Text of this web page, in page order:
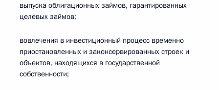
выпуска облигационных займов, гарантированных
целевых займов;
вовлечения в инвестиционный процесс временно
приостановленных и законсервированных строек и
объектов, находящихся в государственной
собственности;